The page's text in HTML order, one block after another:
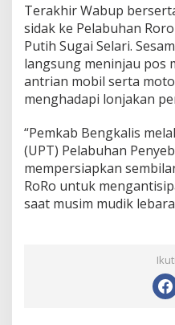
Terakhir Wabup
sidak ke Pelabuhan
Putih Sugai Selari.
langsung meninjau pos
antrian mobil serta
menghadapi lonjakan
“Pemkab Bengkalis
(UPT) Pelabuhan
mempersiapkan
RoRo untuk
saat musim mudik